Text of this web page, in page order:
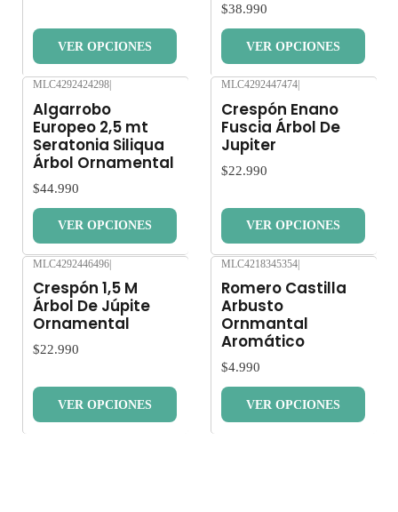
VER OPCIONES
$38.990
VER OPCIONES
MLC4292424298
Algarrobo
Europeo 2,5 mt
Seratonia Siliqua
Árbol Ornamental
$44.990
VER OPCIONES
MLC4292447474
Crespón Enano
Fuscia Árbol De
Jupiter
$22.990
VER OPCIONES
MLC4292446496|
Crespón 1,5 M
Árbol De Júpite
Ornamental
$22.990
VER OPCIONES
MLC4218345354|
Romero Castilla
Arbusto
Ornmantal
Aromático
$4.990
VER OPCIONES